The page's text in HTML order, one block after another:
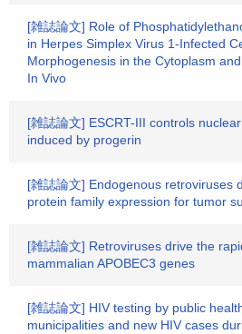
[雑誌論文] Role of
in Herpes Simplex Virus 1-Infected
Morphogenesis in the Cytoplasm
In Vivo
[雑誌論文] ESCRT-III controls
induced by progerin
[雑誌論文] Endogenous retroviruses
protein family expression for tumor
[雑誌論文] Retroviruses drive the
mammalian APOBEC3 genes
[雑誌論文] HIV testing by public
municipalities and new HIV cases